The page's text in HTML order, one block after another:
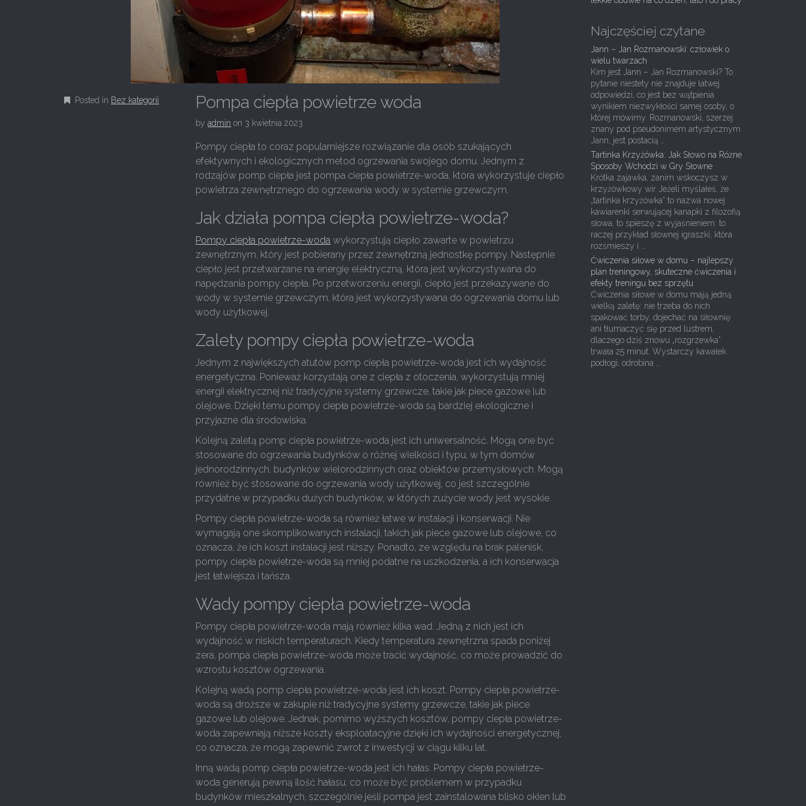
Posted in Bez kategorii Pompa ciepła powietrze woda
byadmin on 3 kwietnia 2023
Pompy ciepła to coraz popularniejsze rozwiązanie dla osób szukających
efektywnych i ekologicznych metod ogrzewania swojego domu. Jednym z
rodzajów pomp ciepła jest pompa ciepła powietrze-woda, która wykorzystuje ciepło
powietrza zewnętrznego do ogrzewania wody w systemie grzewczym.
Jak działa pompa ciepła powietrze-woda?
Pompy ciepła powietrze-woda wykorzystują ciepło zawarte w powietrzu
zewnętrznym, który jest pobierany przez zewnętrzną jednostkę pompy. Następnie
ciepło jest przetwarzane na energię elektryczną, która jest wykorzystywana do
napędzania pompy ciepła. Po przetworzeniu energii, ciepło jest przekazywane do
wody w systemie grzewczym, która jest wykorzystywana do ogrzewania domu lub
wody użytkowej.
Zalety pompy ciepła powietrze-woda
Jednym z największych atutów pomp ciepła powietrze-woda jest ich wydajność
energetyczna. Ponieważ korzystają one z ciepła z otoczenia, wykorzystują mniej
energii elektrycznej niż tradycyjne systemy grzewcze, takie jak piece gazowe lub
olejowe. Dzięki temu pompy ciepła powietrze-woda są bardziej ekologiczne i
przyjazne dla środowiska.
Kolejną zaletą pomp ciepła powietrze-woda jest ich uniwersalność. Mogą one być
stosowane do ogrzewania budynków o różnej wielkości i typu, w tym domów
jednorodzinnych, budynków wielorodzinnych oraz obiektów przemysłowych. Mogą
również być stosowane do ogrzewania wody użytkowej, co jest szczególnie
przydatne w przypadku dużych budynków, w których zużycie wody jest wysokie.
Pompy ciepła powietrze-woda są również łatwe w instalacji i konserwacji. Nie
wymagają one skomplikowanych instalacji, takich jak piece gazowe lub olejowe, co
oznacza, że ich koszt instalacji jest niższy. Ponadto, ze względu na brak palenisk,
pompy ciepła powietrze-woda są mniej podatne na uszkodzenia, a ich konserwacja
jest łatwiejsza i tańsza.
Wady pompy ciepła powietrze-woda
Pompy ciepła powietrze-woda mają również kilka wad. Jedną z nich jest ich
wydajność w niskich temperaturach. Kiedy temperatura zewnętrzna spada poniżej
zera, pompa ciepła powietrze-woda może tracić wydajność, co może prowadzić do
wzrostu kosztów ogrzewania.
Kolejną wadą pomp ciepła powietrze-woda jest ich koszt. Pompy ciepła powietrze-
woda są droższe w zakupie niż tradycyjne systemy grzewcze, takie jak piece
gazowe lub olejowe. Jednak, pomimo wyższych kosztów, pompy ciepła powietrze-
woda zapewniają niższe koszty eksploatacyjne dzięki ich wydajności energetycznej,
co oznacza, że mogą zapewnić zwrot z inwestycji w ciągu kilku lat.
Inną wadą pomp ciepła powietrze-woda jest ich hałas. Pompy ciepła powietrze-
woda generują pewną ilość hałasu, co może być problemem w przypadku
budynków mieszkalnych, szczególnie jeśli pompa jest zainstalowana blisko okien lub
Najczęściej czytane
Jann – Jan Rozmanowski: człowiek o
wielu twarzach
Kim jest Jann – Jan Rozmanowski? To
pytanie niestety nie znajduje łatwej
odpowiedzi, co jest bez wątpienia
wynikiem niezwykłości samej osoby, o
której mówimy. Rozmanowski, szerzej
znany pod pseudonimem artystycznym
Jann, jest postacią …
Tartinka Krzyżówka: Jak Słowo na Różne
Sposoby Wchodzi w Gry Słowne
Krótka zajawka, zanim wskoczysz w
krzyżówkowy wir Jeżeli myślałeś, że
„tartinka krzyżówka” to nazwa nowej
kawiarenki serwującej kanapki z filozofią
słowa, to spieszę z wyjaśnieniem: to
raczej przykład słownej igraszki, która
rozśmieszy i …
Ćwiczenia siłowe w domu – najlepszy
plan treningowy, skuteczne ćwiczenia i
efekty treningu bez sprzętu
Ćwiczenia siłowe w domu mają jedną
wielką zaletę: nie trzeba do nich
spakować torby, dojechać na siłownię
ani tłumaczyć się przed lustrem,
dlaczego dziś znowu „rozgrzewka”
trwała 25 minut. Wystarczy kawałek
podłogi, odrobina …